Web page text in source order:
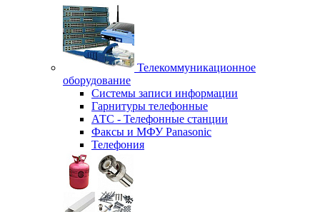
Телекоммуникационное
оборудование
Системы записи информации
Гарнитуры телефонные
АТС - Телефонные станции
Факсы и МФУ Panasonic
Телефония